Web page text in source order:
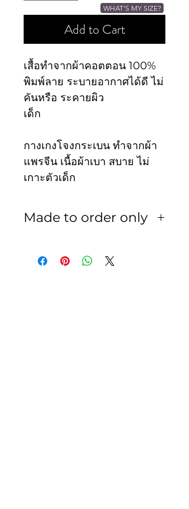
Add to Cart
เสื้อทำจากผ้าคอตตอน 100%
พิมพ์ลาย ระบายอากาศได้ดี ไม่
คันหรือ ระคายผิว
เด็ก
กางเกงโจงกระเบน ทำจากผ้า
แพรจีน เนื้อผ้าเบา สบาย ไม่
เกาะตัวเด็ก
Made to order only
รับเปลี่ยน หรือ รับคืน ในทุก
WHAT'S MY SIZE?